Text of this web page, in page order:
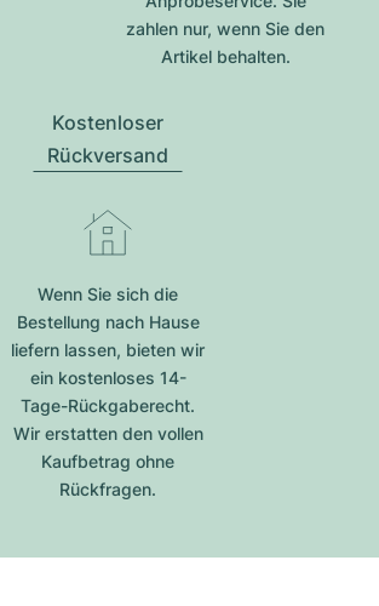
zahlen nur, wenn Sie den
Artikel behalten.
Kostenloser
Rückversand
Wenn Sie sich die
Bestellung nach Hause
liefern lassen, bieten wir
ein kostenloses 14-
Tage-Rückgaberecht.
Wir erstatten den vollen
Kaufbetrag ohne
Rückfragen.